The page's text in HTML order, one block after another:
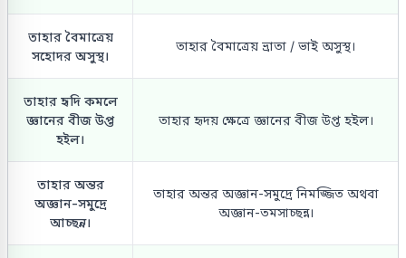
তাহার বৈমাত্রেয়
সহোদর অসুস্থ।
তাহার বৈমাত্রেয় ভ্রাতা / ভাই অসুস্থ।
তাহার হৃদি কমলে
জ্ঞানের বীজ উপ্ত
হইল।
তাহার হৃদয় ক্ষেত্রে জ্ঞানের বীজ উপ্ত হইল।
তাহার অন্তর
অজ্ঞান-সমুদ্রে
আচ্ছন্ন।
তাহার অন্তর অজ্ঞান-সমুদ্রে নিমজ্জিত অথবা
অজ্ঞান-তমসাচ্ছন্ন।